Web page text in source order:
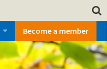
Become a member